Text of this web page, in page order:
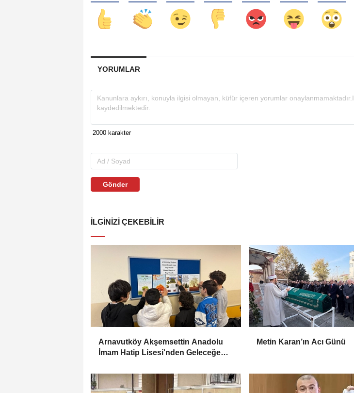
YORUMLAR
Gönder
İLGINIZI ÇEKEBILIR
Arnavutköy Akşemsettin Anadolu
İmam Hatip Lisesi'nden Geleceğe
Metin Karan’ın Acı Günü